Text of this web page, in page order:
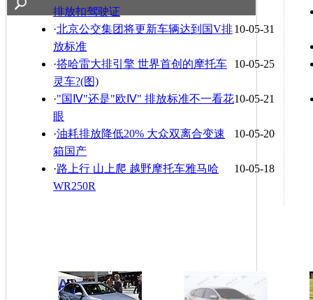
排放扣驾驶证
10-05-31
·北京公交集团将更新车辆达到国V排
放标准
10-05-25
·搭哈雷大排引擎 世界首创的摩托车
灵车?(图)
10-05-21
·"国Ⅳ"还是"欧Ⅳ" 排放标准不一看花
眼
10-05-20
·油耗排放降低20% 大众双离合变速
箱国产
10-05-18
·路上行 山上爬 越野摩托车雅马哈
WR250R